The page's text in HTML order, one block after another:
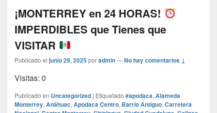
¡MONTERREY en 24 HORAS!
IMPERDIBLES que Tienes que
VISITAR
Publicado el junio 29, 2025poradmin—No hay comentarios ↓
Visitas: 0
Publicado en Uncategorized | Etiquetado #apodaca, Alameda
Monterrey, Anáhuac, Apodaca Centro, Barrio Antiguo, Carretera